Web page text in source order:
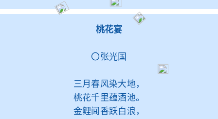
桃花宴
〇张光国
三月春风染大地，
桃花千里蕴酒池。
金鲤闻香跃白浪，